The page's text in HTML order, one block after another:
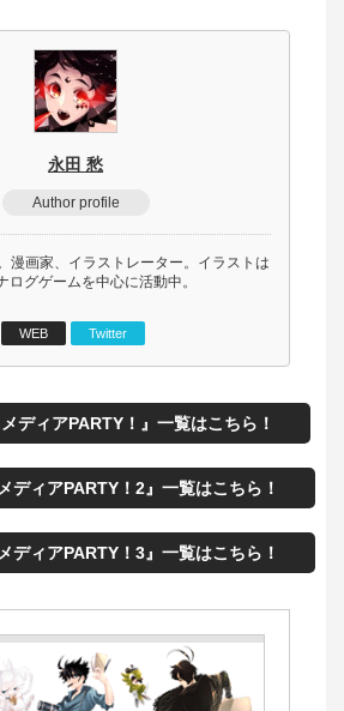
永田 愁
Author profile
漫画家、イラストレーター。イラストは
ログゲームを中心に活動中。
WEB Twitter
メディアPARTY！』一覧はこちら！
ディアPARTY！2』一覧はこちら！
ディアPARTY！3』一覧はこちら！